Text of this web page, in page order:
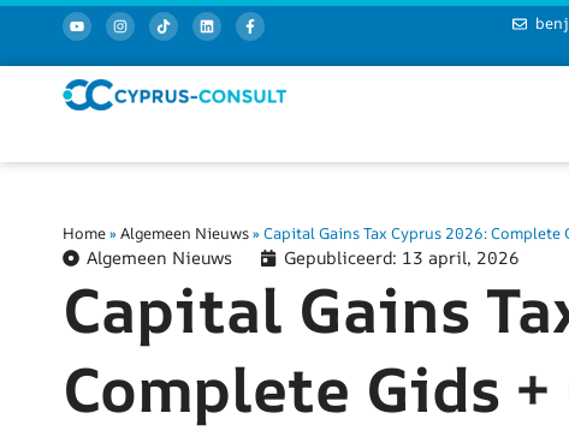
Home»Algemeen Nieuws»Capital Gains Tax Cyprus 2026: Complete
Algemeen Nieuws Gepubliceerd: 13 april, 2026
Capital Gains
Complete Gids